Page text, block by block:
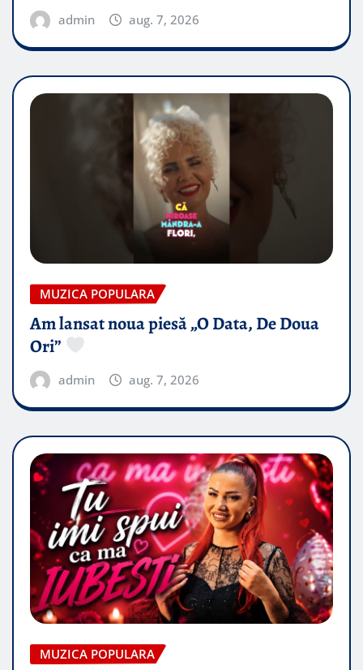
admin aug. 7, 2026
MUZICA POPULARA
Am lansat noua piesă „O Data, De Doua
Ori”
admin aug. 7, 2026
MUZICA POPULARA